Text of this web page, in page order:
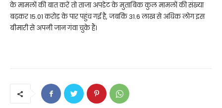
के मामलों की बात करें तो ताजा अपडेट के मुताबिक कुल मामलों की संख्या
बढ़कर 15.01 करोड़ के पार पहुंच गई है, जबकि 31.6 लाख से अधिक लोग इस
बीमारी से अपनी जान गंवा चुके हैं।